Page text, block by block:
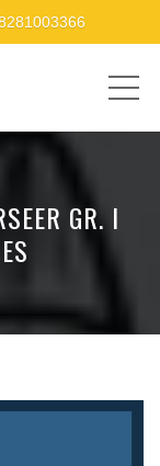
GR. I